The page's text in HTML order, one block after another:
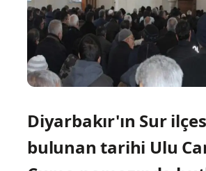
Diyarbakır'ın Sur
bulunan tarihi Ulu